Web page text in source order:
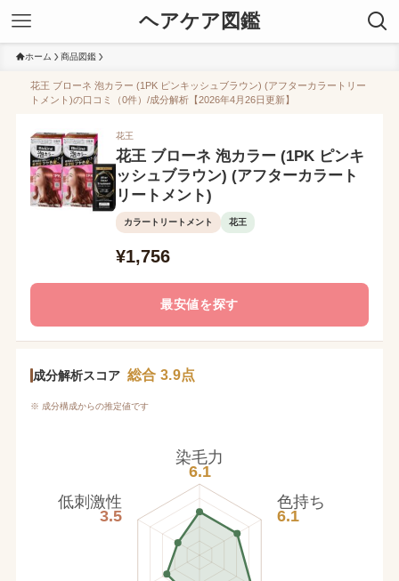
ヘアケア図鑑
ホーム 商品図鑑
花王 ブローネ 泡カラー (1PK ピンキッシュブラウン) (アフターカラートリー
トメント)の口コミ（0件）/成分解析【2026年4月26日更新】
花王
花王 ブローネ 泡カラー (1PK ピンキ
ッシュブラウン) (アフターカラート
リートメント)
カラートリートメント 花王
¥1,756
最安値を探す
成分解析スコア 総合 3.9点
※ 成分構成からの推定値です
染毛力
6.1
色持ち
6.1
低刺激性
3.5